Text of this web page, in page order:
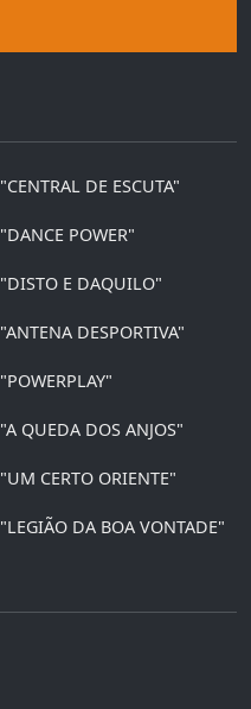
"CENTRAL DE ESCUTA"
"DANCE POWER"
"DISTO E DAQUILO"
"ANTENA DESPORTIVA"
"POWERPLAY"
"A QUEDA DOS ANJOS"
"UM CERTO ORIENTE"
"LEGIÃO DA BOA VONTADE"